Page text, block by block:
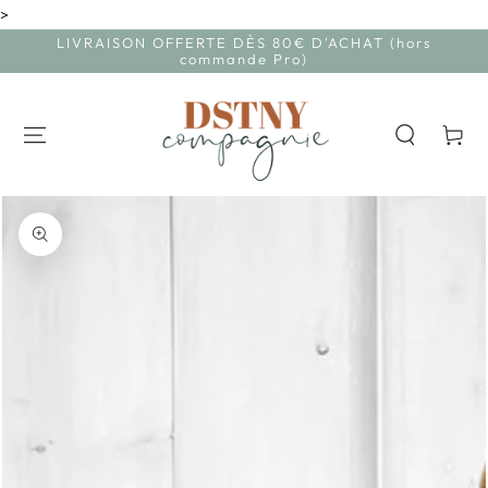
>
CONTENU
LIVRAISON OFFERTE DÈS 80€ D'ACHAT (hors
commande Pro)
Panier
INFORMATIONS SUR
LE PRODUIT